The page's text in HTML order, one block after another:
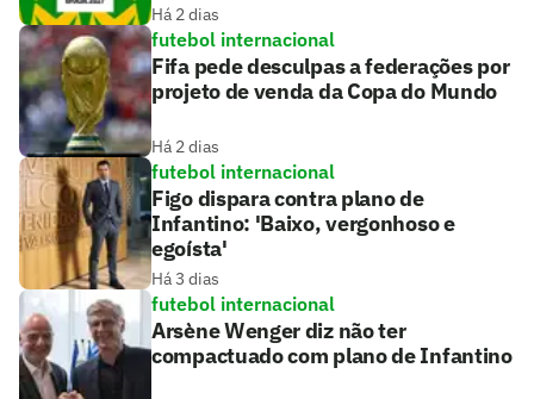
Há 2 dias
futebol internacional
Fifa pede desculpas a federações por
projeto de venda da Copa do Mundo
Há 2 dias
futebol internacional
Figo dispara contra plano de
Infantino: 'Baixo, vergonhoso e
egoísta'
Há 3 dias
futebol internacional
Arsène Wenger diz não ter
compactuado com plano de Infantino